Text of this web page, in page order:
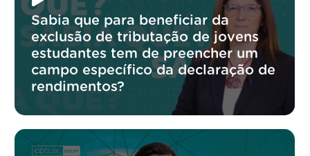
Sabia que para beneficiar da
exclusão de tributação de jovens
estudantes tem de preencher um
campo específico da declaração de
rendimentos?